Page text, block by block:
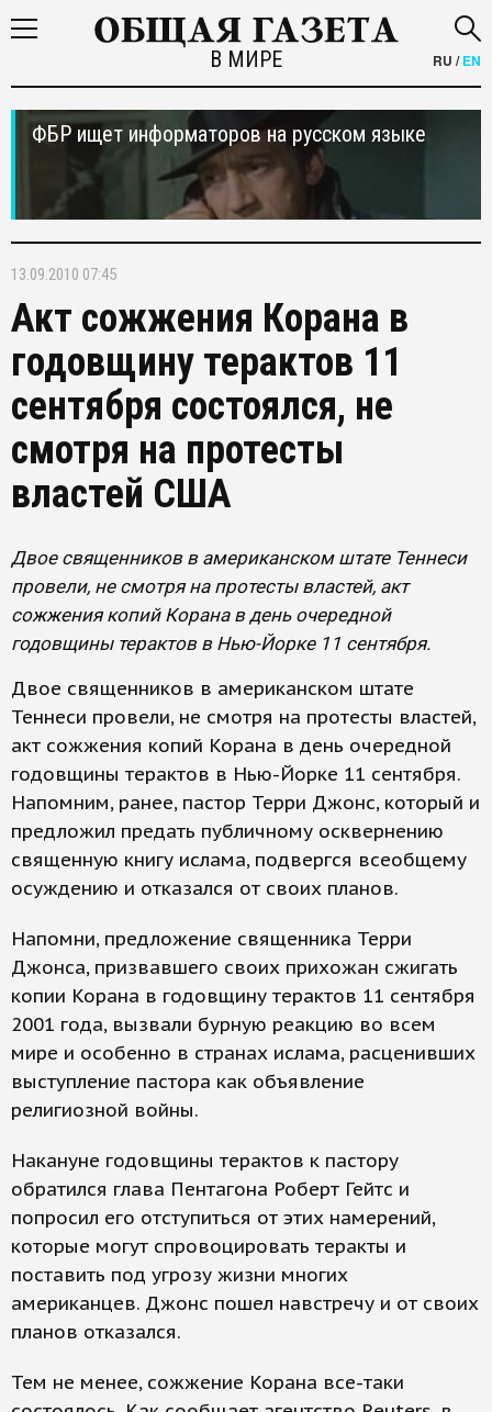
В МИРЕ RU /EN
ФБР ищет информаторов на русском языке
13.09.2010 07:45
Акт сожжения Корана в
годовщину терактов 11
сентября состоялся, не
смотря на протесты
властей США
Двое священников в американском штате Теннеси
провели, не смотря на протесты властей, акт
сожжения копий Корана в день очередной
годовщины терактов в Нью-Йорке 11 сентября.
Двое священников в американском штате
Теннеси провели, не смотря на протесты властей,
акт сожжения копий Корана в день очередной
годовщины терактов в Нью-Йорке 11 сентября.
Напомним, ранее, пастор Терри Джонс, который и
предложил предать публичному осквернению
священную книгу ислама, подвергся всеобщему
осуждению и отказался от своих планов.
Напомни, предложение священника Терри
Джонса, призвавшего своих прихожан сжигать
копии Корана в годовщину терактов 11 сентября
2001 года, вызвали бурную реакцию во всем
мире и особенно в странах ислама, расценивших
выступление пастора как объявление
религиозной войны.
Накануне годовщины терактов к пастору
обратился глава Пентагона Роберт Гейтс и
попросил его отступиться от этих намерений,
которые могут спровоцировать теракты и
поставить под угрозу жизни многих
американцев. Джонс пошел навстречу и от своих
планов отказался.
Тем не менее, сожжение Корана все-таки